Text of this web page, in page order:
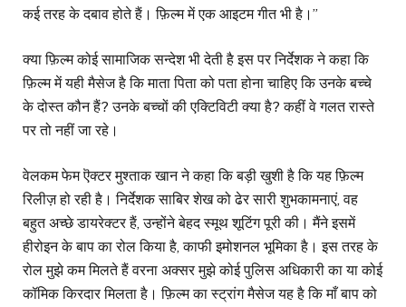
कई तरह के दबाव होते हैं। फ़िल्म में एक आइटम गीत भी है।”
क्या फ़िल्म कोई सामाजिक सन्देश भी देती है इस पर निर्देशक ने कहा कि
फ़िल्म में यही मैसेज है कि माता पिता को पता होना चाहिए कि उनके बच्चे
के दोस्त कौन हैं? उनके बच्चों की एक्टिविटी क्या है? कहीं वे गलत रास्ते
पर तो नहीं जा रहे।
वेलकम फेम ऎक्टर मुश्ताक खान ने कहा कि बड़ी खुशी है कि यह फ़िल्म
रिलीज़ हो रही है। निर्देशक साबिर शेख को ढेर सारी शुभकामनाएं, वह
बहुत अच्छे डायरेक्टर हैं, उन्होंने बेहद स्मूथ शूटिंग पूरी की। मैंने इसमें
हीरोइन के बाप का रोल किया है, काफी इमोशनल भूमिका है। इस तरह के
रोल मुझे कम मिलते हैं वरना अक्सर मुझे कोई पुलिस अधिकारी का या कोई
कॉमिक किरदार मिलता है। फ़िल्म का स्ट्रांग मैसेज यह है कि माँ बाप को